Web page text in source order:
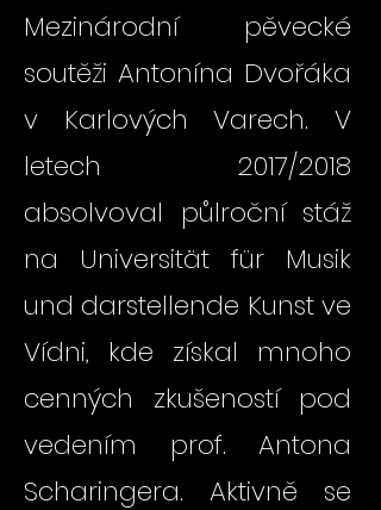
Mezinárodní pěvecké
soutěži Antonína Dvořáka
v Karlových Varech. V
letech 2017/2018
absolvoval půlroční stáž
na Universität für Musik
und darstellende Kunst ve
Vídni, kde získal mnoho
cenných zkušeností pod
vedením prof. Antona
Scharingera. Aktivně se